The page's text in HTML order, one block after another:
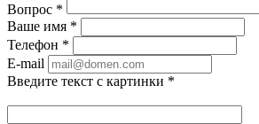
Вопрос *
Ваше имя *
Телефон *
E-mail
Введите текст с картинки *